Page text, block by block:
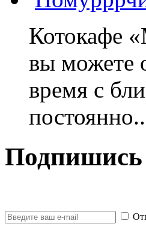
Котокафе
вы можете
время с
Подпишись